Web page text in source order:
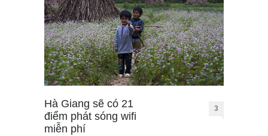
Hà Giang sẽ có 21
điểm phát sóng wifi
miễn phí
3